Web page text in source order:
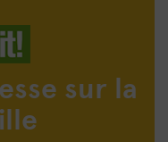
sur la